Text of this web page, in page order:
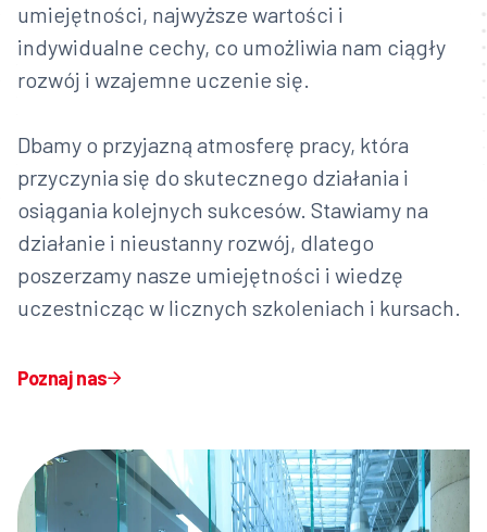
umiejętności, najwyższe wartości i
indywidualne cechy, co umożliwia nam ciągły
rozwój i wzajemne uczenie się.
Dbamy o przyjazną atmosferę pracy, która
przyczynia się do skutecznego działania i
osiągania kolejnych sukcesów. Stawiamy na
działanie i nieustanny rozwój, dlatego
poszerzamy nasze umiejętności i wiedzę
uczestnicząc w licznych szkoleniach i kursach.
Poznaj nas